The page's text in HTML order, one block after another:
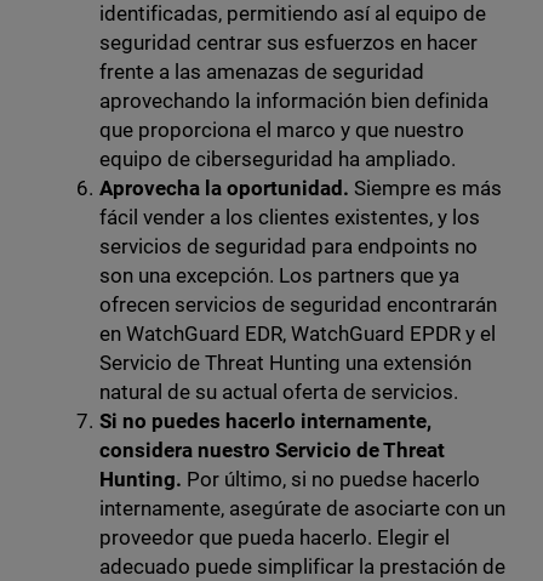
identificadas, permitiendo así al equipo de
seguridad centrar sus esfuerzos en hacer
frente a las amenazas de seguridad
aprovechando la información bien definida
que proporciona el marco y que nuestro
equipo de ciberseguridad ha ampliado.
Aprovecha la oportunidad. Siempre es más
fácil vender a los clientes existentes, y los
servicios de seguridad para endpoints no
son una excepción. Los partners que ya
ofrecen servicios de seguridad encontrarán
en WatchGuard EDR, WatchGuard EPDR y el
Servicio de Threat Hunting una extensión
natural de su actual oferta de servicios.
Si no puedes hacerlo internamente,
considera nuestro Servicio de Threat
Hunting. Por último, si no puedse hacerlo
internamente, asegúrate de asociarte con un
proveedor que pueda hacerlo. Elegir el
adecuado puede simplificar la prestación de